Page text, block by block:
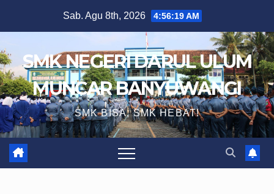
Sab. Agu 8th, 2026 4:56:20 AM
SMK NEGERI DARUL ULUM
MUNCAR BANYUWANGI
SMK BISA, SMK HEBAT!